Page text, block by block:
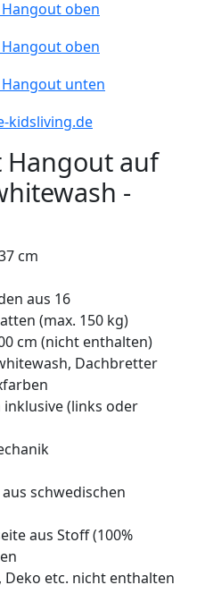
auf
-
cm
aus 16
(max. 150 kg)
cm (nicht enthalten)
Dachbretter
(links oder
schwedischen
aus Stoff (100%
Deko etc. nicht enthalten